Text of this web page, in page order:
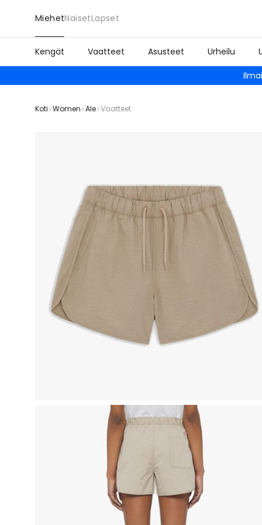
MiehetNaisetLapset
Kengät Vaatteet Asusteet Urheilu
Koti Women Ale Vaatteet